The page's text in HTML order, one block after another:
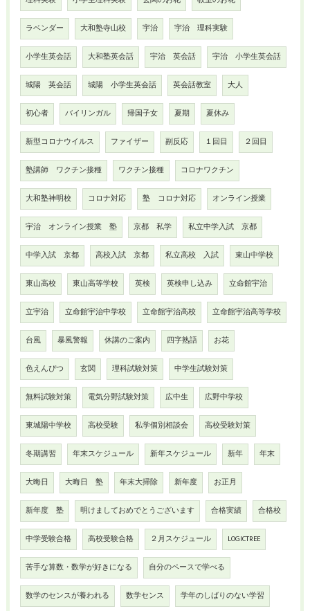
ラベンダー 大和塾寺山校 宇治 宇治 理科実験
小学生英会話 大和塾英会話 宇治 英会話 宇治 小学生英会話
城陽 英会話 城陽 小学生英会話 英会話教室 大人
初心者 バイリンガル 帰国子女 夏期 夏休み
新型コロナウイルス ファイザー 副反応 １回目 ２回目
塾講師 ワクチン接種 ワクチン接種 コロナワクチン
大和塾神明校 コロナ対応 塾 コロナ対応 オンライン授業
宇治 オンライン授業 塾 京都 私学 私立中学入試 京都
中学入試 京都 高校入試 京都 私立高校 入試 東山中学校
東山高校 東山高等学校 英検 英検申し込み 立命館宇治
立宇治 立命館宇治中学校 立命館宇治高校 立命館宇治高等学校
台風 暴風警報 休講のご案内 四字熟語 お花
色えんぴつ 玄関 理科試験対策 中学生試験対策
無料試験対策 電気分野試験対策 広中生 広野中学校
東城陽中学校 高校受験 私学個別相談会 高校受験対策
冬期講習 年末スケジュール 新年スケジュール 新年 年末
大晦日 大晦日 塾 年末大掃除 新年度 お正月
新年度 塾 明けましておめでとうございます 合格実績 合格校
中学受験合格 高校受験合格 ２月スケジュール LOGICTREE
苦手な算数・数学が好きになる 自分のペースで学べる
数学のセンスが養われる 数学センス 学年のしばりのない学習